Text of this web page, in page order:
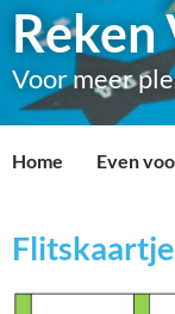
Reken
Voor meer
Home Even